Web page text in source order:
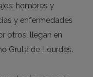
hombres y
y enfermedades
otros, llegan en
Gruta de Lourdes.